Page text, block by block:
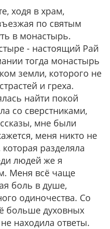
ходя в храм,
по святым
в монастырь.
- настоящий Рай
тогда монастырь
земли, которого не
и греха.
найти покой
со сверстниками,
мне были
меня никто не
разделяла
людей же я
Меня всё чаще
боль в душе,
одиночества. Со
больше духовных
находила ответы.